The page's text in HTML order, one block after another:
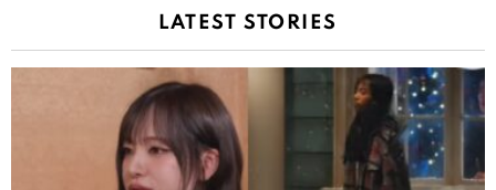
LATEST STORIES